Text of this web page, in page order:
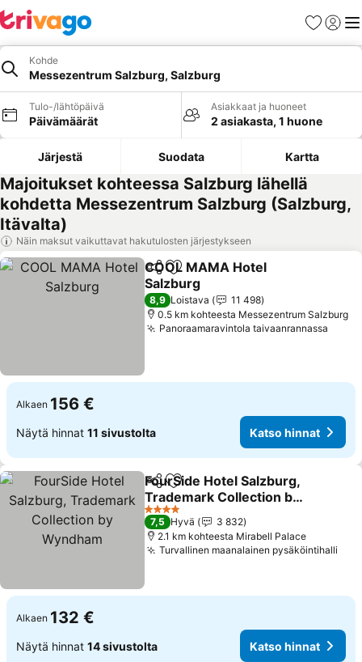
Suosikit
Kohde
Messezentrum Salzburg, Salzburg
Tulo-/lähtöpäivä
Päivämäärät
Asiakkaat ja huoneet
2 asiakasta, 1 huone
Järjestä Suodata Kartta
Majoitukset kohteessa Salzburg lähellä
kohdetta Messezentrum Salzburg (Salzburg,
Itävalta)
Näin maksut vaikuttavat hakutulosten järjestykseen
Jaa Lisää suosikkeihin
COOL MAMA Hotel
Salzburg
Katso hinnat
8,9 Loistava
11 498
0.5 km kohteesta Messezentrum Salzburg
Panoraamaravintola taivaanrannassa
Alkaen 156 €
Näytä hinnat 11 sivustolta Katso hinnat
Jaa Lisää suosikkeihin
FourSide Hotel Salzburg,
Trademark Collection by
Wyndham
Katso hinnat
4 Tähtiluokitus
7,5 Hyvä
3 832
2.1 km kohteesta Mirabell Palace
Turvallinen maanalainen pysäköintihalli
Alkaen 132 €
Näytä hinnat 14 sivustolta Katso hinnat